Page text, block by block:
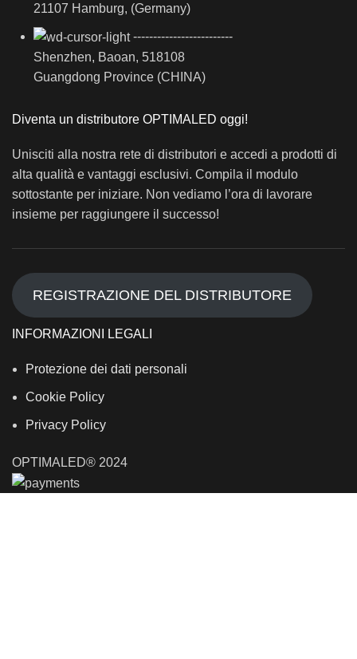
21107 Hamburg, (Germany)
-------------------------
Shenzhen, Baoan, 518108
Guangdong Province (CHINA)
Diventa un distributore OPTIMALED oggi!
Unisciti alla nostra rete di distributori e accedi a prodotti di
alta qualità e vantaggi esclusivi. Compila il modulo
sottostante per iniziare. Non vediamo l’ora di lavorare
insieme per raggiungere il successo!
REGISTRAZIONE DEL DISTRIBUTORE
INFORMAZIONI LEGALI
Protezione dei dati personali
Cookie Policy
Privacy Policy
OPTIMALED® 2024